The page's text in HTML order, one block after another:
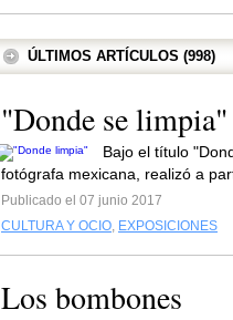
ÚLTIMOS ARTÍCULOS (998)
"Donde se limpia"
Bajo el título
fotógrafa mexicana, realizó a
Publicado el 07 junio 2017
CULTURA Y OCIO, EXPOSICIONES
Los bombones